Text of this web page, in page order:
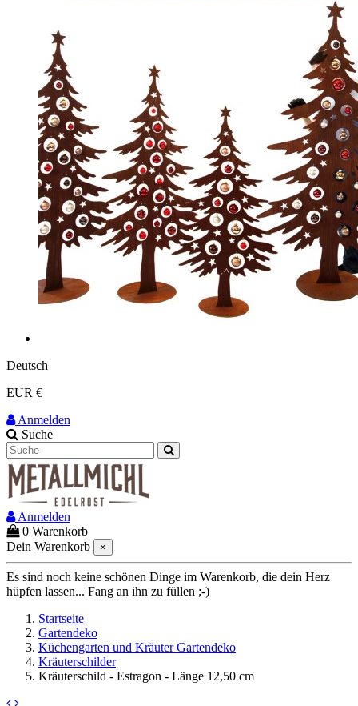
Deutsch
EUR €
Anmelden
Suche
Anmelden
0 Warenkorb
Dein Warenkorb
×
Es sind noch keine schönen Dinge im Warenkorb, die dein Herz
hüpfen lassen... Fang an ihn zu füllen ;-)
Startseite
Gartendeko
Küchengarten und Kräuter Gartendeko
Kräuterschilder
Kräuterschild - Estragon - Länge 12,50 cm